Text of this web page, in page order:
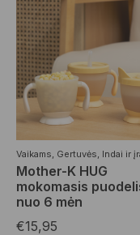
Vaikams Gertuvės Indai ir
Mother-K HUG
mokomasis
nuo 6 mėn
€15,95